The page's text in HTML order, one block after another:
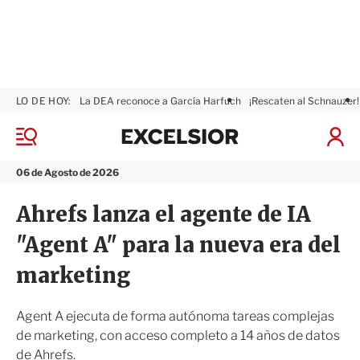
M
n
06 de Agosto de 2026
LO DE HOY: La DEA reconoce a García Harfuch ¡Rescaten al Schnauzer!
I
r
S
x
s
i
r
Ahrefs lanza el agente de IA
"Agent A" para la nueva era del
marketing
Agent A ejecuta de forma autónoma tareas complejas
de marketing, con acceso completo a 14 años de datos
de Ahrefs.